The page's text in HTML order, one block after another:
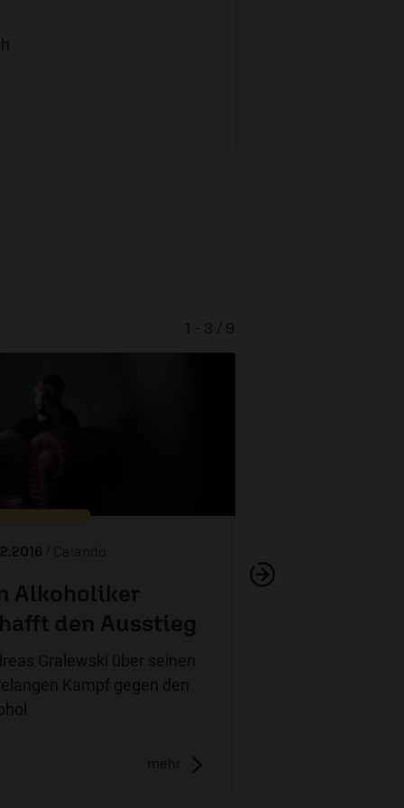
/ Calando
Alkoholiker
den Ausstieg
Gralewski über seinen
Kampf gegen den
mehr
1 - 3 / 9